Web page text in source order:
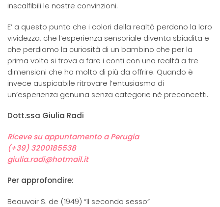
inscalfibili le nostre convinzioni.
E’ a questo punto che i colori della realtà perdono la loro
vividezza, che l’esperienza sensoriale diventa sbiadita e
che perdiamo la curiosità di un bambino che per la
prima volta si trova a fare i conti con una realtà a tre
dimensioni che ha molto di più da offrire. Quando è
invece auspicabile ritrovare l’entusiasmo di
un’esperienza genuina senza categorie nè preconcetti.
Dott.ssa Giulia Radi
Riceve su appuntamento a Perugia
(+39) 3200185538
giulia.radi@hotmail.it
Per approfondire:
Beauvoir S. de (1949) “Il secondo sesso”